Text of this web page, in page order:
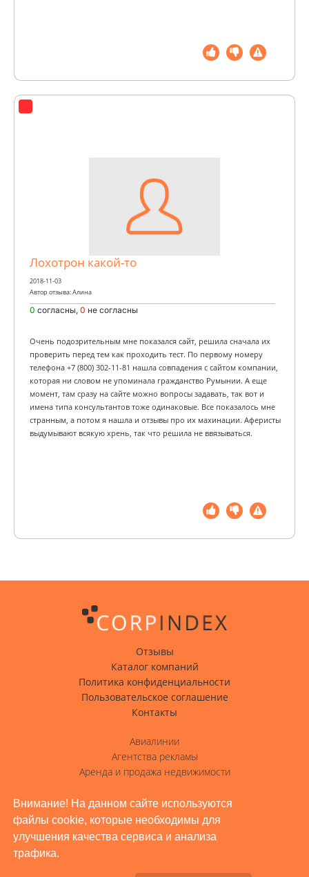
Внимание! На данном сайте используются
файлы cookie, которые необходимы для
улучшения качества сервиса и анализа
трафика.
Лохотрон какой-то
2018-11-03
Автор отзыва: Алина
0 согласны, 0 не согласны
Очень подозрительным мне показался сайт, решила сначала их
проверить перед тем как проходить тест. По первому номеру
телефона +7 (800) 302-11-81 нашла совпадения с сайтом компании,
которая ни словом не упоминала гражданство Румынии. А еще
момент, там сразу на сайте можно вопросы задавать, так вот и
имена типа консультантов тоже одинаковые. Все показалось мне
странным, а потом я нашла и отзывы про их махинации. Аферисты
выдумывают всякую хрень, так что решила не ввязываться.
Отзывы
Каталог компаний
Политика конфиденциальности
Пользовательское соглашение
Контакты
Авиалинии
Агентства рекламы
Аренда и продажа недвижимости
Гостиницы, отели
Доставка грузов